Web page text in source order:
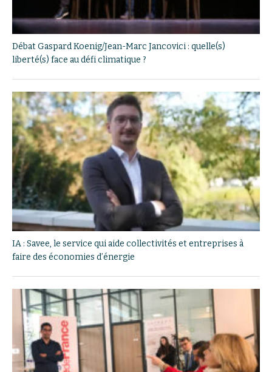
Débat Gaspard Koenig/Jean-Marc Jancovici : quelle(s)
liberté(s) face au défi climatique ?
IA : Savee, le service qui aide collectivités et entreprises à
faire des économies d’énergie